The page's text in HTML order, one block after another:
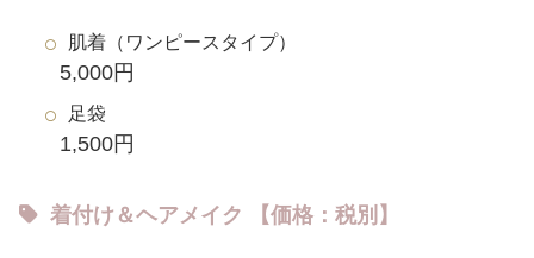
肌着（ワンピースタイプ）
5,000円
足袋
1,500円
着付け＆ヘアメイク 【価格：税別】